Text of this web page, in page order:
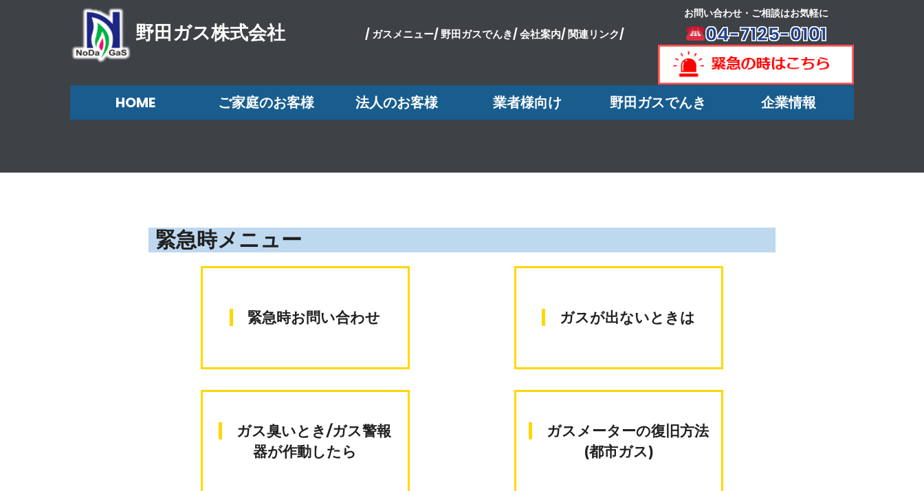
野田ガス株式会社 / ガスメニュー/野田ガスでんき/会社案内/関連リンク/
お問い合わせ・ご相談はお気軽に
04-7125-0101
HOME ご家庭のお客様 法人のお客様 業者様向け 野田ガスでんき 企業情報
緊急時メニュー
緊急時お問い合わせ ガスが出ないときは
ガス臭いとき/ガス警報
器が作動したら
ガスメーターの復旧方法
(都市ガス)